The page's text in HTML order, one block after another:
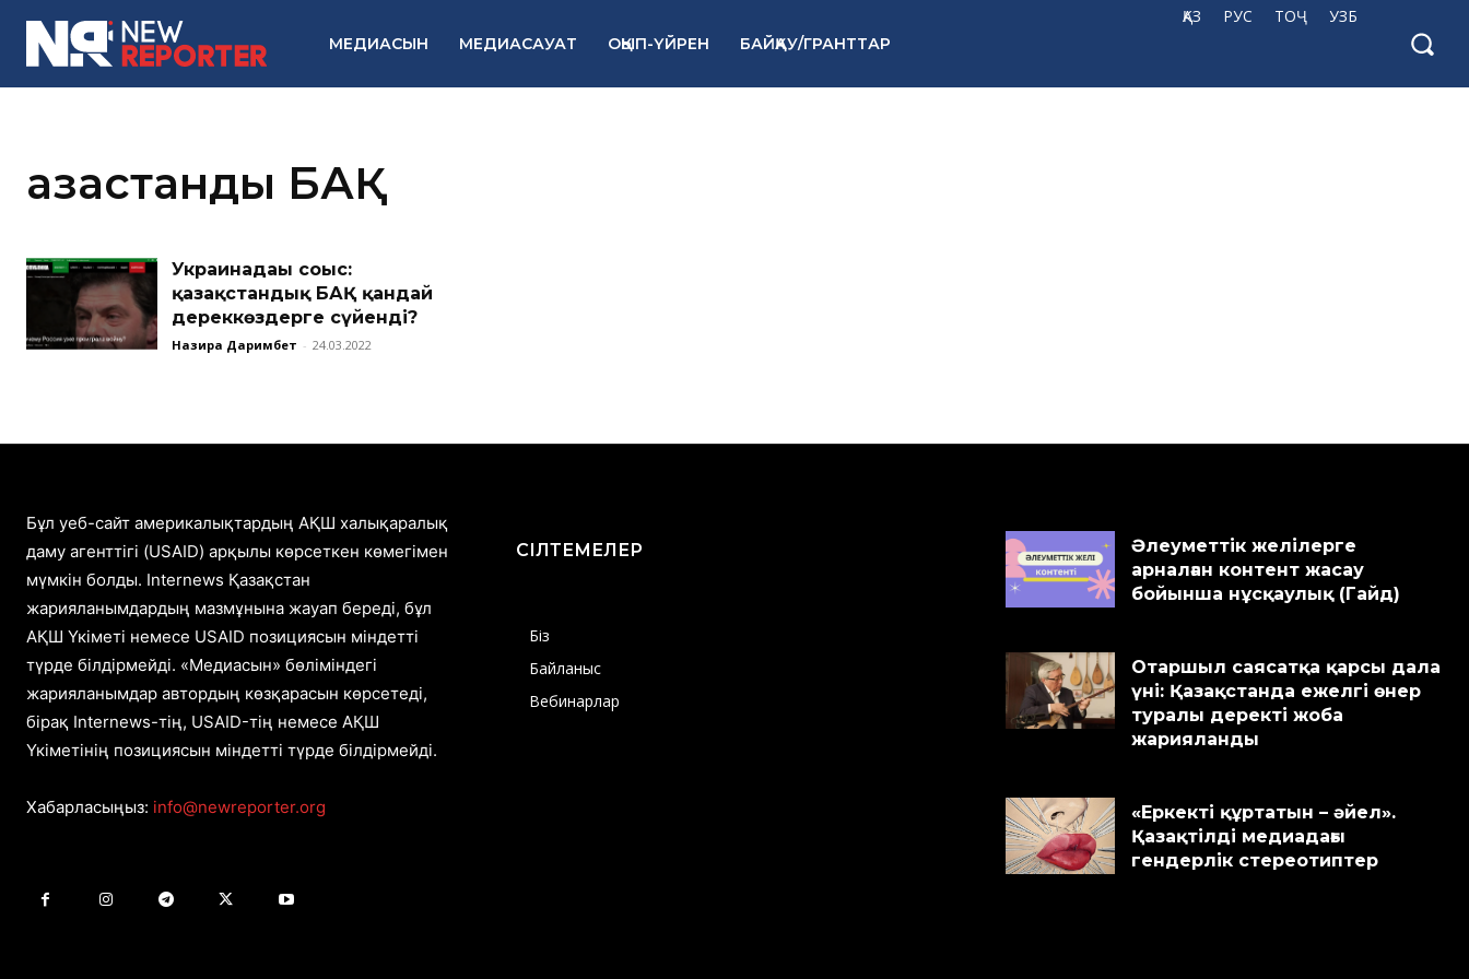
ҚАЗ РУС ТОҶ УЗБ
МЕДИАСЫН МЕДИАСАУАТ ОҚЫП-ҮЙРЕН БАЙҚАУ/ГРАНТТАР
қазақстандық БАҚ
Украинадағы соғыс:
қазақстандық БАҚ қандай
дереккөздерге сүйенді?
Назира Даримбет - 24.03.2022
Бұл уеб-сайт америкалықтардың АҚШ халықаралық
даму агенттігі (USAID) арқылы көрсеткен көмегімен
мүмкін болды. Internews Қазақстан
жарияланымдардың мазмұнына жауап береді, бұл
АҚШ Үкіметі немесе USAID позициясын міндетті
түрде білдірмейді. «Медиасын» бөліміндегі
жарияланымдар автордың көзқарасын көрсетеді,
бірақ Internews-тің, USAID-тің немесе АҚШ
Үкіметінің позициясын міндетті түрде білдірмейді.
Хабарласыңыз: info@newreporter.org
СІЛТЕМЕЛЕР
Біз
Байланыс
Вебинарлар
Әлеуметтік желілерге
арналған контент жасау
бойынша нұсқаулық (Гайд)
Отаршыл саясатқа қарсы дала
үні: Қазақстанда ежелгі өнер
туралы деректі жоба
жарияланды
«Еркекті құртатын – әйел».
Қазақтілді медиадағы
гендерлік стереотиптер